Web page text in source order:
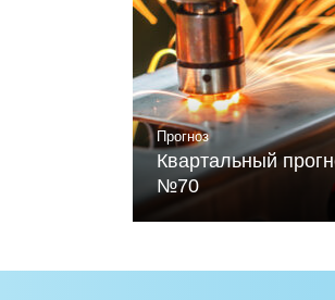
устойчивого
Читать
Прогноз
Квартальный
№70